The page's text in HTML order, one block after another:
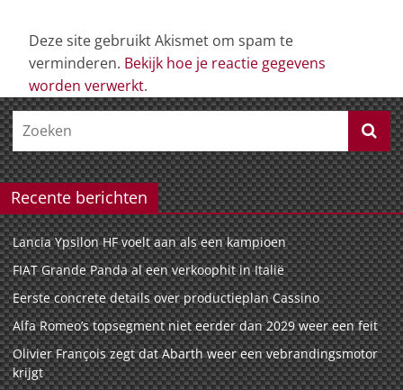
Deze site gebruikt Akismet om spam te
verminderen. Bekijk hoe je reactie gegevens
worden verwerkt.
Recente berichten
Lancia Ypsilon HF voelt aan als een kampioen
FIAT Grande Panda al een verkoophit in Italië
Eerste concrete details over productieplan Cassino
Alfa Romeo’s topsegment niet eerder dan 2029 weer een feit
Olivier François zegt dat Abarth weer een vebrandingsmotor
krijgt